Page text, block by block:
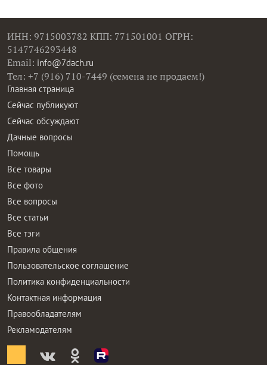
ИНН: 9715003782 КПП: 771501001 ОГРН:
5147746293448
Email: info@7dach.ru
Тел: +7 (916) 710-7449 (семена не продаем!)
Главная страница
Сейчас публикуют
Сейчас обсуждают
Дачные вопросы
Помощь
Все товары
Все фото
Все вопросы
Все статьи
Все тэги
Правила общения
Пользовательское соглашение
Политика конфиденциальности
Контактная информация
Правообладателям
Рекламодателям